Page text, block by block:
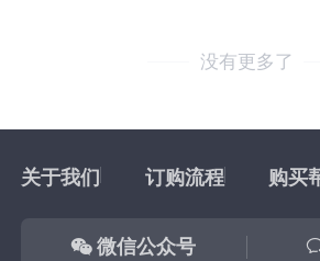
没有更多了
关于我们 订购流程 购买
微信公众号